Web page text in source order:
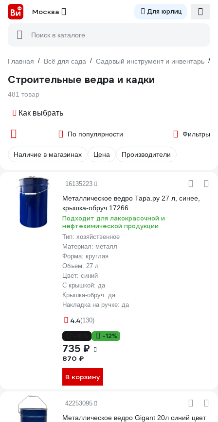
Москва Для юрлиц
Поиск в каталоге
Главная / Всё для сада / Садовый инструмент и инвентарь /
Строительные ведра и кадки
481 товар
Как выбрать
По популярности Фильтры
Наличие в магазинах Цена Производители
16135223
Металлическое ведро Тара.ру 27 л, синее,
крышка-обруч 17266
Подходит для лакокрасочной и
нефтехимической продукции
Тип: хозяйственное
Материал: металл
Форма: круглая
Объем: 27 л
Цвет: синий
С крышкой: да
Крышка-обруч: да
Накладка на ручке: да
4.4(130)
-12%
735 ₽
870 ₽
В корзину
42253095
Металлическое ведро Gigant 20л синий цвет